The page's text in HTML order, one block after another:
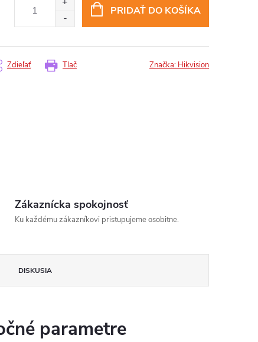
PRIDAŤ DO KOŠÍKA
Tlač
Zdieľať Značka: Hikvision
Zákaznícka spokojnosť
Ku každému zákazníkovi pristupujeme osobitne.
DISKUSIA
parametre